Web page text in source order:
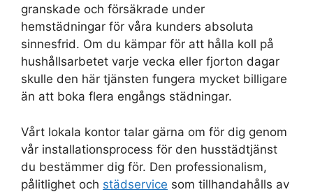
granskade och försäkrade under
hemstädningar för våra kunders absoluta
sinnesfrid. Om du kämpar för att hålla koll på
hushållsarbetet varje vecka eller fjorton dagar
skulle den här tjänsten fungera mycket billigare
än att boka flera engångs städningar.
Vårt lokala kontor talar gärna om för dig genom
vår installationsprocess för den husstädtjänst
du bestämmer dig för. Den professionalism,
pålitlighet och städservice som tillhandahålls av